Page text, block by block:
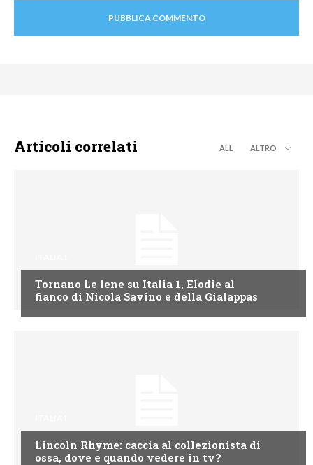
Articoli correlati ALL ALTRO
Tornano Le Iene su Italia 1, Elodie al
fianco di Nicola Savino e della Gialappas
Lincoln Rhyme: caccia al collezionista di
ossa, dove e quando vedere in tv?